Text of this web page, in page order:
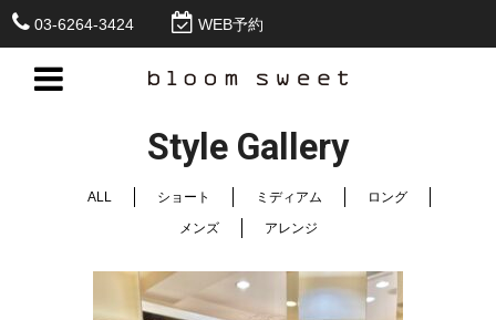
03-6264-3424 WEB予約
Style Gallery
ALL ショート ミディアム
ロング
メンズ
アレンジ